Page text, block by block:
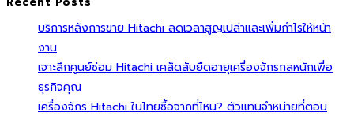
บริการหลังการขาย Hitachi ลดเวลาสูญเปล่าและเพิ่มกำไรให้หน้า
งาน
เจาะลึกศูนย์ซ่อม Hitachi เคล็ดลับยืดอายุเครื่องจักรกลหนักเพื่อ
ธุรกิจคุณ
เครื่องจักร Hitachi ในไทยซื้อจากที่ไหน? ตัวแทนจำหน่ายที่ตอบ